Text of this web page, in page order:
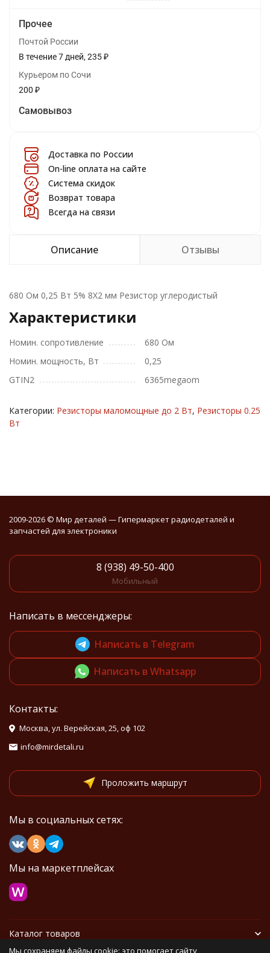
Прочее
Почтой России
В течение7 дней 235₽
Курьером по Сочи
200 ₽
Самовывоз
Доставка по России
On-line оплата на сайте
Система скидок
Возврат товара
Всегда на связи
Описание Отзывы
680 Ом 0,25 Вт 5% 8X2 мм Резистор углеродистый
Характеристики
Номин. сопротивление
680 Ом
Номин. мощность, Вт
0,25
GTIN2
6365megaom
Категории: Резисторы маломощные до 2 Вт, Резисторы 0.25
Вт
2009-2026 © Мир деталей — Гипермаркет радиодеталей и
запчастей для электроники
8 (938) 49-50-400
Мобильный
Написать в мессенджеры:
Написать в Telegram
Написать в Whatsapp
Контакты:
Москва, ул. Верейская, 25, оф 102
info@mirdetali.ru
Проложить маршрут
Мы в социальных сетях:
Мы на маркетплейсах
Каталог товаров
Мы сохраняем файлы cookie: это помогает сайту